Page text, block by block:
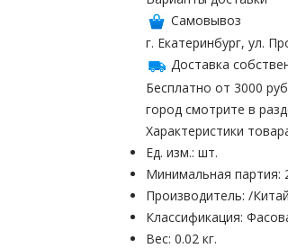
Самовывоз
г. Екатеринбург, ул.
Доставка
Бесплатно от 3000
город смотрите в
Характеристики
Ед. изм.: шт.
Минимальная партия:
Производитель: /
Классификация:
Вес: 0.02 кг.